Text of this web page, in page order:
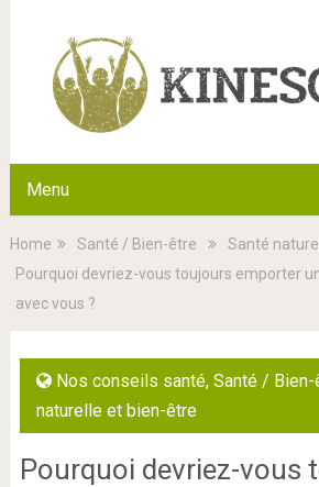
Menu
Home Santé / Bien-être
Santé
Pourquoi devriez-vous toujours emporter
avec vous ?
Nos conseils santé, Santé / Bien-
naturelle et bien-être
Pourquoi devriez-vous